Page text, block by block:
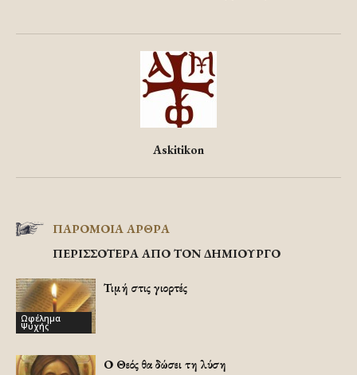
Askitikon
ΠΑΡΟΜΟΙΑ ΑΡΘΡΑ
ΠΕΡΙΣΣΟΤΕΡΑ ΑΠΟ ΤΟΝ ΔΗΜΙΟΥΡΓΟ
Ωφέλημα
Ψυχής
Τιμή στις γιορτές
Ο Θεός θα δώσει τη λύση